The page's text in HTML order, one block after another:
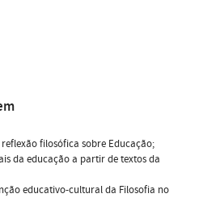
filosófica sobre Educação;
da educação a partir de textos da
educativo-cultural da Filosofia no